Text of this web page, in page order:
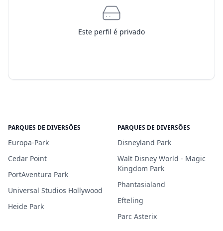
Este perfil é privado
PARQUES DE DIVERSÕES
Europa-Park
Cedar Point
PortAventura Park
Universal Studios Hollywood
Heide Park
PARQUES DE DIVERSÕES
Disneyland Park
Walt Disney World - Magic
Kingdom Park
Phantasialand
Efteling
Parc Asterix